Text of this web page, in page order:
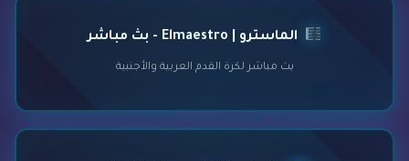
الماسترو | Elmaestro - بث مباشر
بث مباشر لكرة القدم العربية والأجنبية